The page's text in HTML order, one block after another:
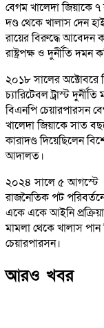
বেগম খালেদা জিয়াকে
দণ্ড থেকে খালাস দেন
রায়ের বিরুদ্ধে আবেদন
রাষ্ট্রপক্ষ ও দুর্নীতি দমন
২০১৮ সালের অক্টোবরে
চ্যারিটেবল ট্রাস্ট দুর্নীতি
বিএনপি চেয়ারপারসন
খালেদা জিয়াকে সাত
কারাদণ্ড দিয়েছিলেন
আদালত।
২০২৪ সালে ৫ আগস্টে
রাজনৈতিক পট
একে একে আইনি
মামলা থেকে খালাস
চেয়ারপারসন।
আরও খবর